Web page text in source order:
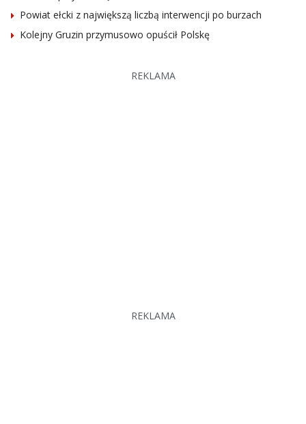
Powiat ełcki z największą liczbą interwencji po burzach
Kolejny Gruzin przymusowo opuścił Polskę
REKLAMA
REKLAMA